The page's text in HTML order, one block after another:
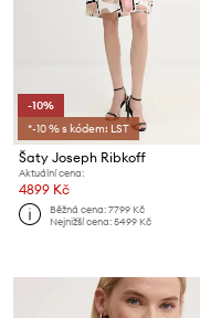
-10%
*-10 % s kódem: LST
Šaty Joseph Ribkoff
Aktuální cena:
4899 Kč
Běžná cena:7799 Kč
Nejnižší cena:5499 Kč